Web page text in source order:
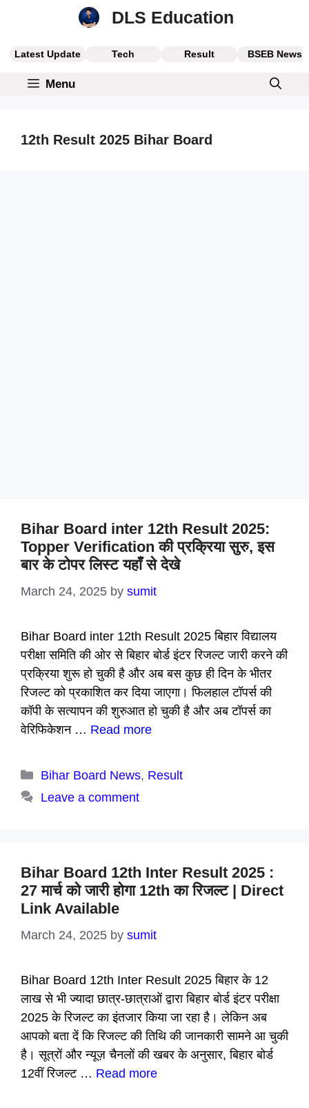
DLS Education
Latest Update Tech Result BSEB News
Menu
12th Result 2025 Bihar Board
Bihar Board inter 12th Result 2025:
Topper Verification की प्रक्रिया सुरु, इस
बार के टोपर लिस्ट यहाँ से देखे
March 24, 2025 by sumit
Bihar Board inter 12th Result 2025 बिहार विद्यालय
परीक्षा समिति की ओर से बिहार बोर्ड इंटर रिजल्ट जारी करने की
प्रक्रिया शुरू हो चुकी है और अब बस कुछ ही दिन के भीतर
रिजल्ट को प्रकाशित कर दिया जाएगा। फिलहाल टॉपर्स की
कॉपी के सत्यापन की शुरुआत हो चुकी है और अब टॉपर्स का
वेरिफिकेशन … Read more
Categories
Bihar Board News, Result
Leave a comment
Bihar Board 12th Inter Result 2025 :
27 मार्च को जारी होगा 12th का रिजल्ट | Direct
Link Available
March 24, 2025 by sumit
Bihar Board 12th Inter Result 2025 बिहार के 12
लाख से भी ज्यादा छात्र-छात्राओं द्वारा बिहार बोर्ड इंटर परीक्षा
2025 के रिजल्ट का इंतजार किया जा रहा है। लेकिन अब
आपको बता दें कि रिजल्ट की तिथि की जानकारी सामने आ चुकी
है। सूत्रों और न्यूज़ चैनलों की खबर के अनुसार, बिहार बोर्ड
12वीं रिजल्ट … Read more